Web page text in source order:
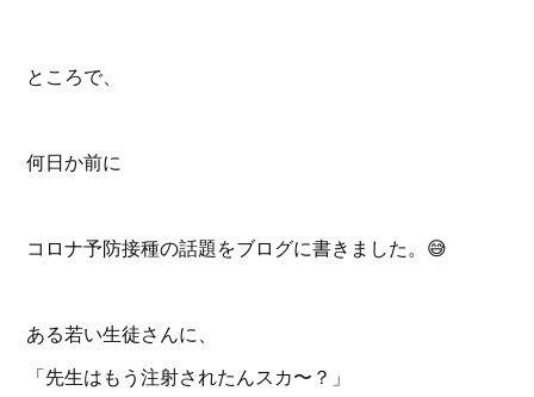
ところで、
何日か前に
コロナ予防接種の話題をブログに書きました。😅
ある若い生徒さんに、
「先生はもう注射されたんスカ〜？」